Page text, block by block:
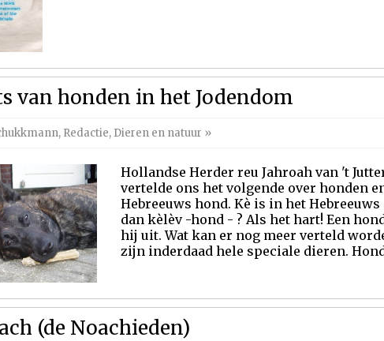
van honden in het Jodendom
, Redactie, Dieren en natuur »
Hollandse Herder reu Jahroah van 't
vertelde ons het volgende over honden
Hebreeuws hond. Kè is in het
dan kèlèv -hond - ? Als het hart! Een
hij uit. Wat kan er nog meer verteld
zijn inderdaad hele speciale dieren.
(de Noachieden)